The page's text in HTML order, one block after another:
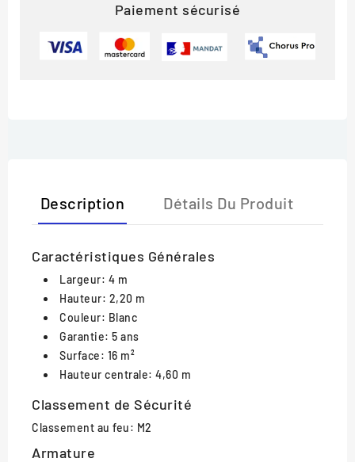
Paiement sécurisé
Description Détails Du Produit
Caractéristiques Générales
Largeur: 4 m
Hauteur: 2,20 m
Couleur: Blanc
Garantie: 5 ans
Surface: 16 m²
Hauteur centrale: 4,60 m
Classement de Sécurité
Classement au feu: M2
Armature